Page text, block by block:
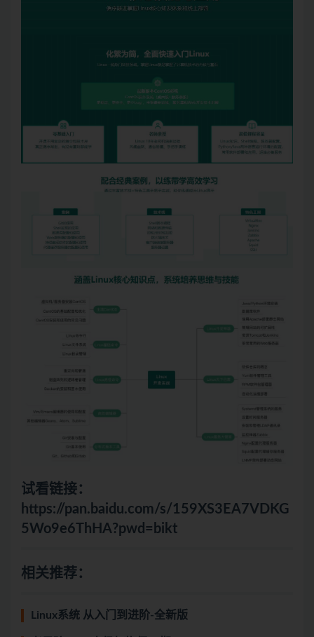
试看链接：
https://pan.baidu.com/s/159XS3EA7VDKG
5Wo9e6ThHA?pwd=bikt
相关推荐：
Linux系统 从入门到进阶-全新版